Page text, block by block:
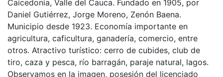
Caicedonia, Valle del Cauca. Fundado en 1905, por
Daniel Gutiérrez, Jorge Moreno, Zenón Baena.
Municipio desde 1923. Economía importante en
agricultura, caficultura, ganadería, comercio, entre
otros. Atractivo turístico: cerro de cubides, club de
tiro, caza y pesca, río barragán, paraje natural, lagos.
Observamos en la imagen, posesión del licenciado